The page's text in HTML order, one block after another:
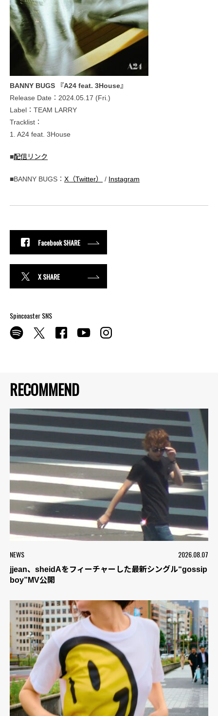
RECOMMEND
NEWS 2026.08.07
jjean、sheidAをフィーチャーした最新シングル“gossip
boy”MV公開
BANNY BUGS 『A24 feat. 3House』
Release Date：2024.05.17 (Fri.)
Label：TEAM LARRY
Tracklist：
1. A24 feat. 3House
■配信リンク
■BANNY BUGS： X（Twitter） / Instagram
Facebook SHARE
X SHARE
Spincoaster SNS